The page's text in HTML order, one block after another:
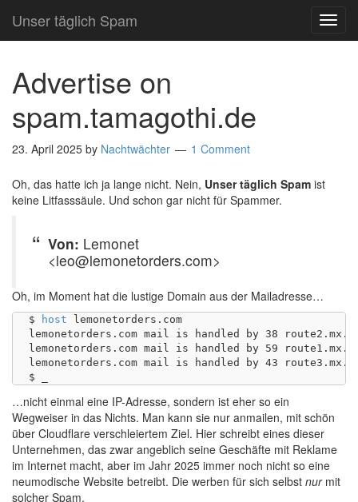
Unser täglich Spam
Advertise on
spam.tamagothi.de
23. April 2025 by Nachtwächter 1 Comment
Oh, das hatte ich ja lange nicht. Nein, Unser täglich Spam ist
keine Litfasssäule. Und schon gar nicht für Spammer.
Von: Lemonet
<leo@lemonetorders.com>
Oh, im Moment hat die lustige Domain aus der Mailadresse…
$ host lemonetorders.com
lemonetorders.com mail is handled by 38
lemonetorders.com mail is handled by 59
lemonetorders.com mail is handled by 43
…nicht einmal eine IP-Adresse, sondern ist eher so ein
Wegweiser in das Nichts. Man kann sie nur anmailen, mit schön
über Cloudflare verschleiertem Ziel. Hier schreibt eines dieser
Unternehmen, das zwar angeblich seine Geschäfte mit Reklame
im Internet macht, aber im Jahr 2025 immer noch nicht so eine
neumodische Website betreibt. Die werben für sich selbst nurmit
solcher Spam.